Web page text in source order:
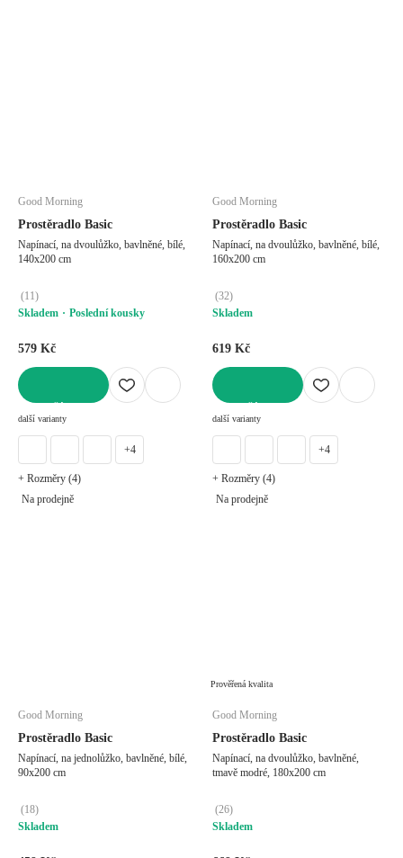
Good Morning
Prostěradlo Basic
Napínací, na dvoulůžko, bavlněné, bílé,
140x200 cm
(11)
Skladem
Poslední kousky
579 Kč
další varianty
+4
+ Rozměry (4)
Na prodejně
Good Morning
Prostěradlo Basic
Napínací, na dvoulůžko, bavlněné, bílé,
160x200 cm
(32)
Skladem
619 Kč
další varianty
+4
+ Rozměry (4)
Na prodejně
Good Morning
Prostěradlo Basic
Napínací, na jednolůžko, bavlněné, bílé,
90x200 cm
(18)
Skladem
Prověřená kvalita
Good Morning
Prostěradlo Basic
Napínací, na dvoulůžko, bavlněné,
tmavě modré, 180x200 cm
(26)
Skladem